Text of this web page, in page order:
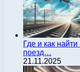
Где и как
поезд…
21.11.2025